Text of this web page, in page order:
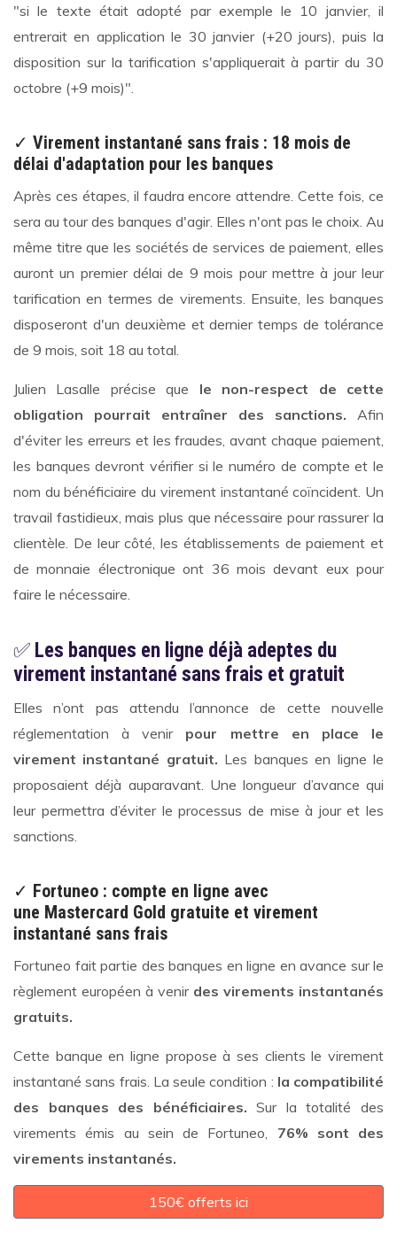
"si le texte était adopté par exemple le 10 janvier, il
entrerait en application le 30 janvier (+20 jours), puis la
disposition sur la tarification s'appliquerait à partir du 30
octobre (+9 mois)".
✓ Virement instantané sans frais : 18 mois de
délai d'adaptation pour les banques
Après ces étapes, il faudra encore attendre. Cette fois, ce
sera au tour des banques d'agir. Elles n'ont pas le choix. Au
même titre que les sociétés de services de paiement, elles
auront un premier délai de 9 mois pour mettre à jour leur
tarification en termes de virements. Ensuite, les banques
disposeront d'un deuxième et dernier temps de tolérance
de 9 mois, soit 18 au total.
Julien Lasalle précise que le non-respect de cette
obligation pourrait entraîner des sanctions. Afin
d'éviter les erreurs et les fraudes, avant chaque paiement,
les banques devront vérifier si le numéro de compte et le
nom du bénéficiaire du virement instantané coïncident. Un
travail fastidieux, mais plus que nécessaire pour rassurer la
clientèle. De leur côté, les établissements de paiement et
de monnaie électronique ont 36 mois devant eux pour
faire le nécessaire.
✅ Les banques en ligne déjà adeptes du
virement instantané sans frais et gratuit
Elles n’ont pas attendu l’annonce de cette nouvelle
réglementation à venir pour mettre en place le
virement instantané gratuit. Les banques en ligne le
proposaient déjà auparavant. Une longueur d’avance qui
leur permettra d’éviter le processus de mise à jour et les
sanctions.
✓ Fortuneo : compte en ligne avec
une Mastercard Gold gratuite et virement
instantané sans frais
Fortuneo fait partie des banques en ligne en avance sur le
règlement européen à venir des virements instantanés
gratuits.
Cette banque en ligne propose à ses clients le virement
instantané sans frais. La seule condition : la compatibilité
des banques des bénéficiaires. Sur la totalité des
virements émis au sein de Fortuneo, 76% sont des
virements instantanés.
150€ offerts ici